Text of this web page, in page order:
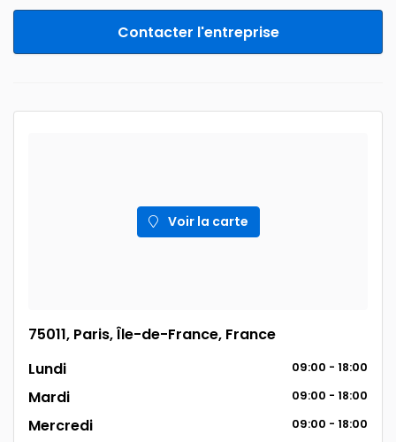
Contacter l'entreprise
Voir la carte
75011, Paris, Île-de-France, France
Lundi
09:00 - 18:00
Mardi 09:00 - 18:00
Mercredi 09:00 - 18:00